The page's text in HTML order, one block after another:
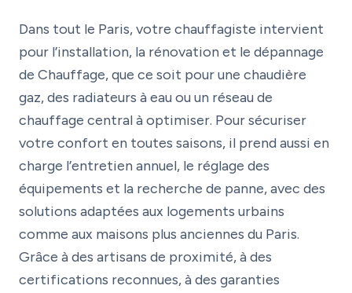
Dans tout le Paris, votre chauffagiste intervient
pour l’installation, la rénovation et le dépannage
de Chauffage, que ce soit pour une chaudière
gaz, des radiateurs à eau ou un réseau de
chauffage central à optimiser. Pour sécuriser
votre confort en toutes saisons, il prend aussi en
charge l’entretien annuel, le réglage des
équipements et la recherche de panne, avec des
solutions adaptées aux logements urbains
comme aux maisons plus anciennes du Paris.
Grâce à des artisans de proximité, à des
certifications reconnues, à des garanties